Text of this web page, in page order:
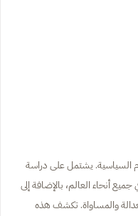
السياسية. يشتمل على دراسة
أنحاء العالم، بالإضافة إلى
والمساواة. تكشف هذه